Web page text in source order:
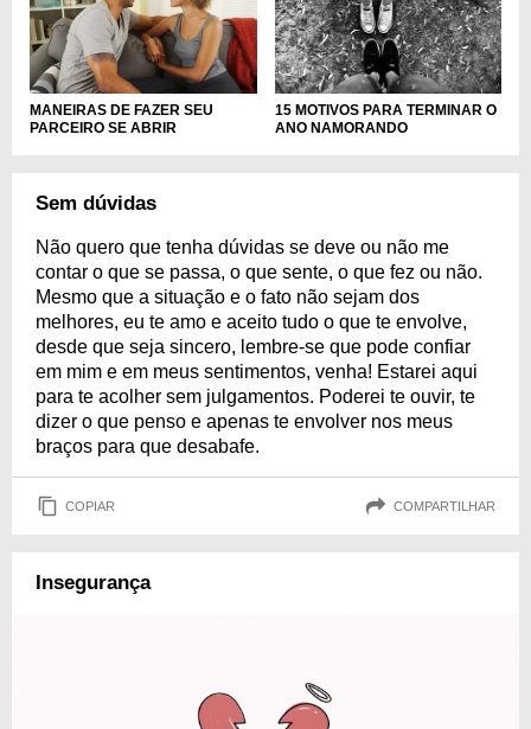
MANEIRAS DE FAZER SEU
PARCEIRO SE ABRIR
15 MOTIVOS PARA TERMINAR O
ANO NAMORANDO
Sem dúvidas
Não quero que tenha dúvidas se deve ou não me
contar o que se passa, o que sente, o que fez ou não.
Mesmo que a situação e o fato não sejam dos
melhores, eu te amo e aceito tudo o que te envolve,
desde que seja sincero, lembre-se que pode confiar
em mim e em meus sentimentos, venha! Estarei aqui
para te acolher sem julgamentos. Poderei te ouvir, te
dizer o que penso e apenas te envolver nos meus
braços para que desabafe.
COPIAR COMPARTILHAR
Insegurança